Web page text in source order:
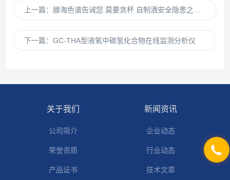
上一篇： 滕海色谱告诫您 莫要贪杯 自制酒安全隐患之药酒
下一篇：GC-THA型液氧中碳氢化合物在线监测分析仪
关于我们
公司简介
荣誉资质
产品证书
新闻资讯
企业动态
行业动态
技术文章